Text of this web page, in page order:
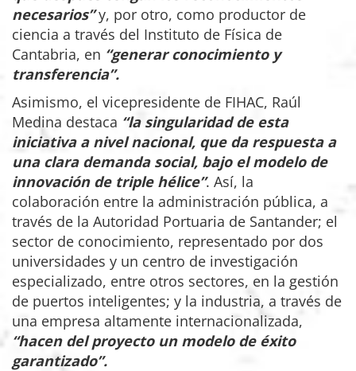
necesarios”y, por otro, como productor de
ciencia a través del Instituto de Física de
Cantabria, en “generar conocimiento y
transferencia”.
Asimismo, el vicepresidente de FIHAC, Raúl
Medina destaca “la singularidad de esta
iniciativa a nivel nacional, que da respuesta a
una clara demanda social, bajo el modelo de
innovación de triple hélice”. Así, la
colaboración entre la administración pública, a
través de la Autoridad Portuaria de Santander; el
sector de conocimiento, representado por dos
universidades y un centro de investigación
especializado, entre otros sectores, en la gestión
de puertos inteligentes; y la industria, a través de
una empresa altamente internacionalizada,
“hacen del proyecto un modelo de éxito
garantizado”.